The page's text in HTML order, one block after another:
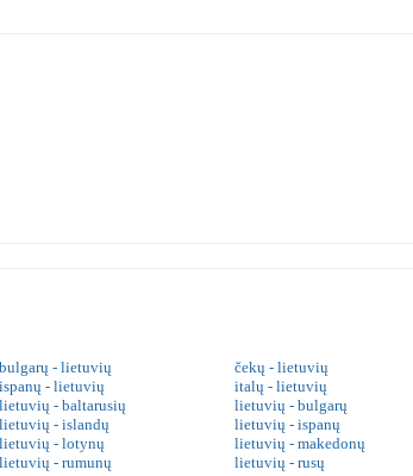
bulgarų - lietuvių čekų - lietuvių
ispanų - lietuvių italų - lietuvių
lietuvių - baltarusių lietuvių - bulgarų
lietuvių - islandų lietuvių - ispanų
lietuvių - lotynų lietuvių - makedonų
lietuvių - rumunų lietuvių - rusų